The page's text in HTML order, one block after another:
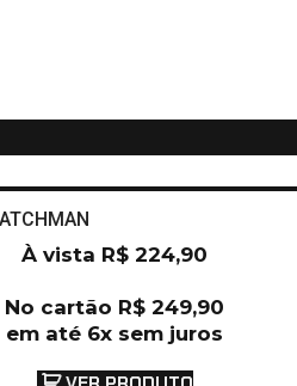
À vista R$ 224,90
No cartão R$ 249,90
em até 6x sem juros